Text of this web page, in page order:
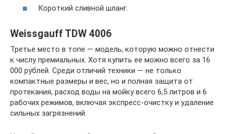
Короткий сливной шланг.
Weissgauff TDW 4006
Третье место в топе — модель, которую можно отнести
к числу премиальных. Хотя купить ее можно всего за 16
000 рублей. Среди отличий техники — не только
компактные размеры и вес, но и полная защита от
протекания, расход воды на мойку всего 6,5 литров и 6
рабочих режимов, включая экспресс-очистку и удаление
сильных загрязнений.